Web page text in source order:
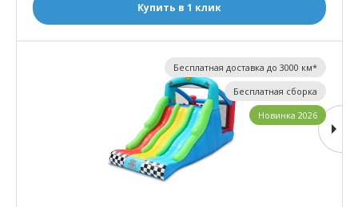
Купить в 1 клик
Бесплатная доставка до 3000 км*
Бесплатная сборка
Новинка 2026